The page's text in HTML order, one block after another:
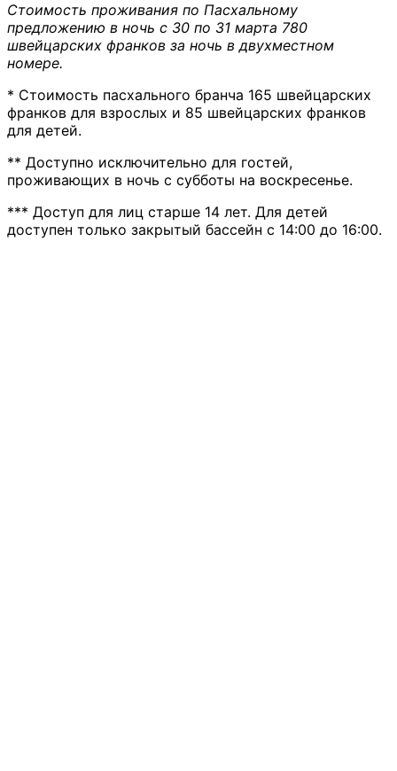
Стоимость проживания по Пасхальному
предложению в ночь с 30 по 31 марта 780
швейцарских франков за ночь в двухместном
номере.
* Стоимость пасхального бранча 165 швейцарских
франков для взрослых и 85 швейцарских франков
для детей.
** Доступно исключительно для гостей,
проживающих в ночь с субботы на воскресенье.
*** Доступ для лиц старше 14 лет. Для детей
доступен только закрытый бассейн с 14:00 до 16:00.